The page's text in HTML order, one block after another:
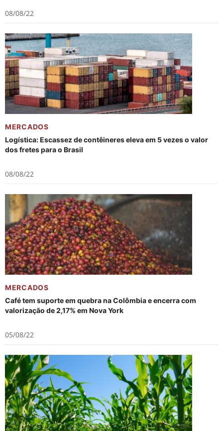
08/08/22
MERCADOS
Logística: Escassez de contêineres eleva em 5 vezes o valor
dos fretes para o Brasil
08/08/22
MERCADOS
Café tem suporte em quebra na Colômbia e encerra com
valorização de 2,17% em Nova York
05/08/22